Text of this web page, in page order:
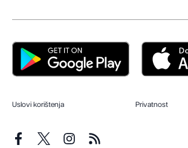
Uslovi korištenja Privatnost